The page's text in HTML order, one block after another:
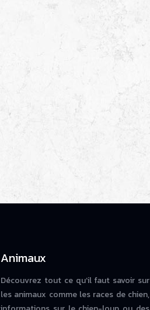
Animaux
Découvrez tout ce qu’il faut savoir sur
les animaux comme les races de chien,